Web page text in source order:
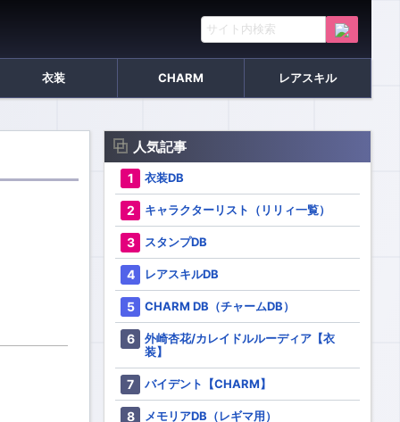
衣装 CHARM レアスキル
人気記事
衣装DB
キャラクターリスト（リリィ一覧）
スタンプDB
レアスキルDB
CHARM DB（チャームDB）
外崎杏花/カレイドルルーディア【衣
装】
バイデント【CHARM】
メモリアDB（レギマ用）